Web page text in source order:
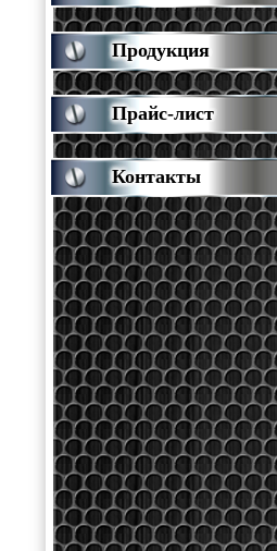
Продукция
Прайс-лист
Контакты